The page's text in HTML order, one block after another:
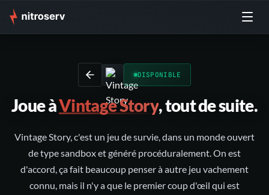
DISPONIBLE
Joue àVintage Story, ‍tout de suite.
Vintage Story, c'est un jeu de survie, dans un monde ouvert
de type sandbox et généré procéduralement. On est
d'accord, ça fait beaucoup penser à autre jeu vachement
connu, mais il n'y a que le premier coup d'œil qui est